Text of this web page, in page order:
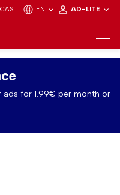
EN AD-LITE
ads for 1.99€ per month or